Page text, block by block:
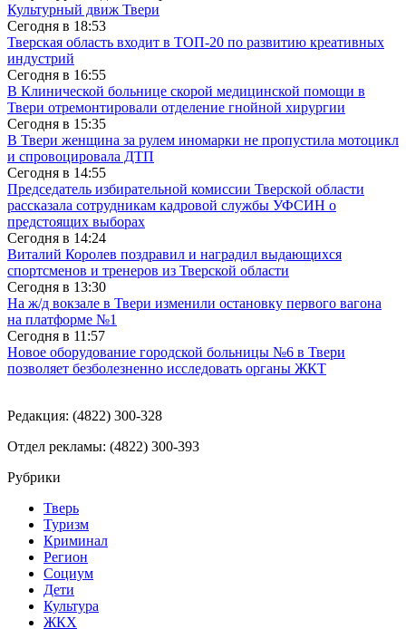
Культурный движ Твери
Сегодня в 18:53
Тверская область входит в ТОП-20 по развитию креативных
индустрий
Сегодня в 16:55
В Клинической больнице скорой медицинской помощи в
Твери отремонтировали отделение гнойной хирургии
Сегодня в 15:35
В Твери женщина за рулем иномарки не пропустила мотоцикл
и спровоцировала ДТП
Сегодня в 14:55
Председатель избирательной комиссии Тверской области
рассказала сотрудникам кадровой службы УФСИН о
предстоящих выборах
Сегодня в 14:24
Виталий Королев поздравил и наградил выдающихся
спортсменов и тренеров из Тверской области
Сегодня в 13:30
На ж/д вокзале в Твери изменили остановку первого вагона
на платформе №1
Сегодня в 11:57
Новое оборудование городской больницы №6 в Твери
позволяет безболезненно исследовать органы ЖКТ
Редакция: (4822) 300-328
Отдел рекламы: (4822) 300-393
Рубрики
Тверь
Туризм
Криминал
Регион
Социум
Дети
Культура
ЖКХ